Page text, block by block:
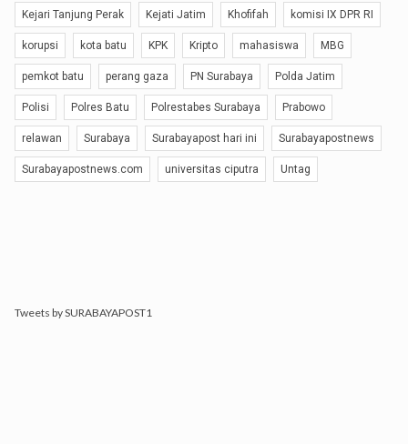
Kejari Tanjung Perak Kejati Jatim Khofifah komisi IX DPR RI
korupsi kota batu KPK Kripto mahasiswa MBG
pemkot batu perang gaza PN Surabaya Polda Jatim
Polisi Polres Batu Polrestabes Surabaya Prabowo
relawan Surabaya Surabayapost hari ini Surabayapostnews
Surabayapostnews.com universitas ciputra Untag
Tweets by SURABAYAPOST1